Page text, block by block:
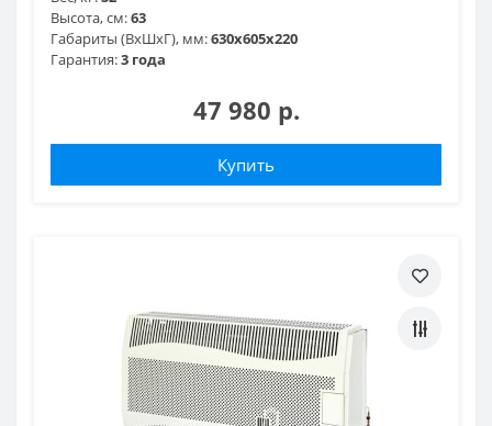
Высота, см:63
Габариты (ВхШхГ), мм:630х605х220
Гарантия:3 года
47 980 р.
Купить